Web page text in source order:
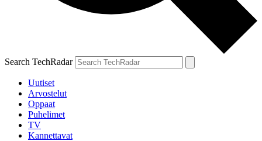
Search TechRadar
Uutiset
Arvostelut
Oppaat
Puhelimet
TV
Kannettavat